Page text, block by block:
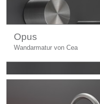
Opus
Wandarmatur von Cea